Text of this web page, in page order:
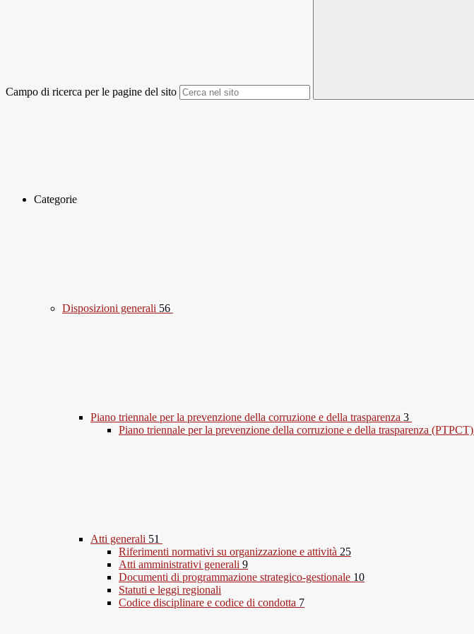
Campo di ricerca per le pagine del sito
Categorie
Disposizioni generali 56
Piano triennale per la prevenzione della corruzione e della trasparenza 3
Piano triennale per la prevenzione della corruzione e della trasparenza (PTPCT)
Atti generali 51
Riferimenti normativi su organizzazione e attività 25
Atti amministrativi generali 9
Documenti di programmazione strategico-gestionale 10
Statuti e leggi regionali
Codice disciplinare e codice di condotta 7